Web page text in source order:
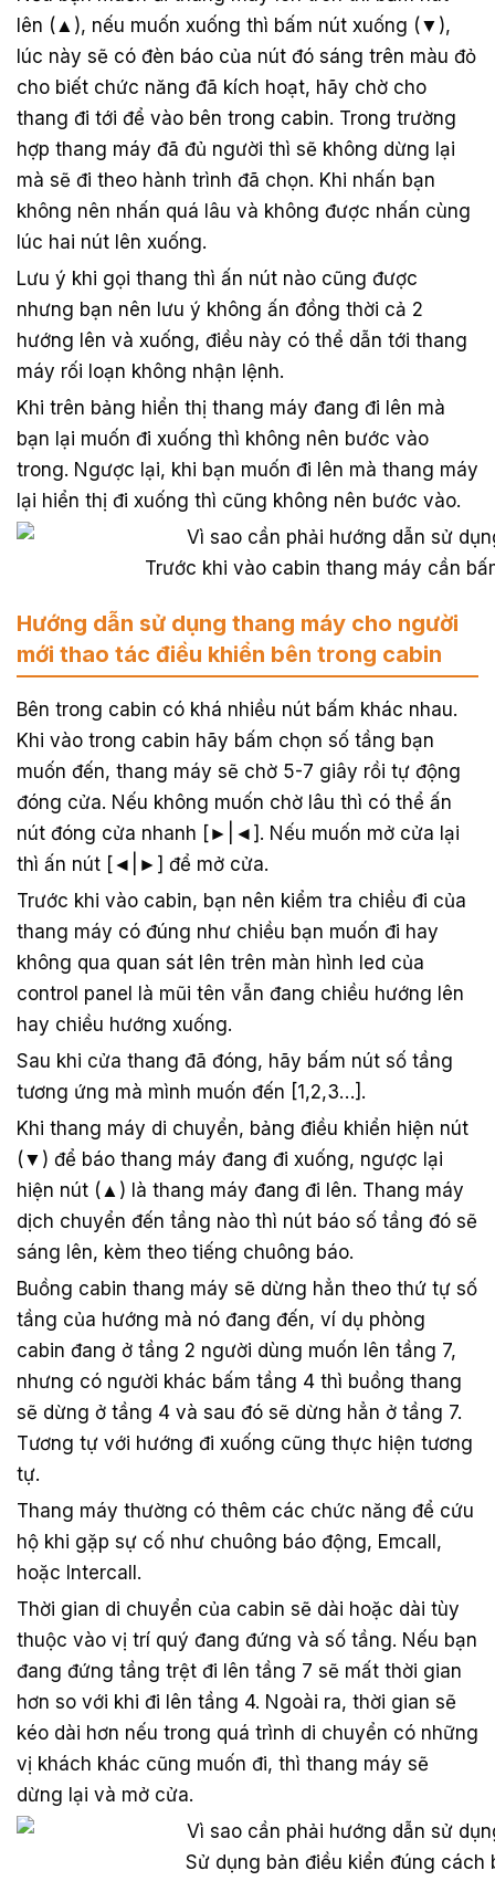
lên (▲), nếu muốn xuống thì bấm nút xuống (▼),
lúc này sẽ có đèn báo của nút đó sáng trên màu đỏ
cho biết chức năng đã kích hoạt, hãy chờ cho
thang đi tới để vào bên trong cabin. Trong trường
hợp thang máy đã đủ người thì sẽ không dừng lại
mà sẽ đi theo hành trình đã chọn. Khi nhấn bạn
không nên nhấn quá lâu và không được nhấn cùng
lúc hai nút lên xuống.
Lưu ý khi gọi thang thì ấn nút nào cũng được
nhưng bạn nên lưu ý không ấn đồng thời cả 2
hướng lên và xuống, điều này có thể dẫn tới thang
máy rối loạn không nhận lệnh.
Khi trên bảng hiển thị thang máy đang đi lên mà
bạn lại muốn đi xuống thì không nên bước vào
trong. Ngược lại, khi bạn muốn đi lên mà thang máy
lại hiển thị đi xuống thì cũng không nên bước vào.
Trước khi vào cabin thang máy cần
Hướng dẫn sử dụng thang máy cho người
mới thao tác điều khiển bên trong cabin
Bên trong cabin có khá nhiều nút bấm khác nhau.
Khi vào trong cabin hãy bấm chọn số tầng bạn
muốn đến, thang máy sẽ chờ 5-7 giây rồi tự động
đóng cửa. Nếu không muốn chờ lâu thì có thể ấn
nút đóng cửa nhanh [►|◄]. Nếu muốn mở cửa lại
thì ấn nút [◄|►] để mở cửa.
Trước khi vào cabin, bạn nên kiểm tra chiều đi của
thang máy có đúng như chiều bạn muốn đi hay
không qua quan sát lên trên màn hình led của
control panel là mũi tên vẫn đang chiều hướng lên
hay chiều hướng xuống.
Sau khi cửa thang đã đóng, hãy bấm nút số tầng
tương ứng mà mình muốn đến [1,2,3…].
Khi thang máy di chuyển, bảng điều khiển hiện nút
(▼) để báo thang máy đang đi xuống, ngược lại
hiện nút (▲) là thang máy đang đi lên. Thang máy
dịch chuyển đến tầng nào thì nút báo số tầng đó sẽ
sáng lên, kèm theo tiếng chuông báo.
Buồng cabin thang máy sẽ dừng hẳn theo thứ tự số
tầng của hướng mà nó đang đến, ví dụ phòng
cabin đang ở tầng 2 người dùng muốn lên tầng 7,
nhưng có người khác bấm tầng 4 thì buồng thang
sẽ dừng ở tầng 4 và sau đó sẽ dừng hẳn ở tầng 7.
Tương tự với hướng đi xuống cũng thực hiện tương
tự.
Thang máy thường có thêm các chức năng để cứu
hộ khi gặp sự cố như chuông báo động, Emcall,
hoặc Intercall.
Thời gian di chuyển của cabin sẽ dài hoặc dài tùy
thuộc vào vị trí quý đang đứng và số tầng. Nếu bạn
đang đứng tầng trệt đi lên tầng 7 sẽ mất thời gian
hơn so với khi đi lên tầng 4. Ngoài ra, thời gian sẽ
kéo dài hơn nếu trong quá trình di chuyển có những
vị khách khác cũng muốn đi, thì thang máy sẽ
dừng lại và mở cửa.
Sử dụng bản điều kiển đúng